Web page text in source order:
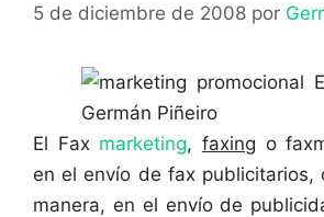
5 de diciembre de 2008 por
El Fax marketing,faxing o
en el envío de fax publicitarios,
manera, en el envío de